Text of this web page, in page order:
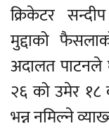
क्रिकेटर
मुद्दाको
अदालत पाटनले
२६ को उमेर १८
भन्न नमिल्ने